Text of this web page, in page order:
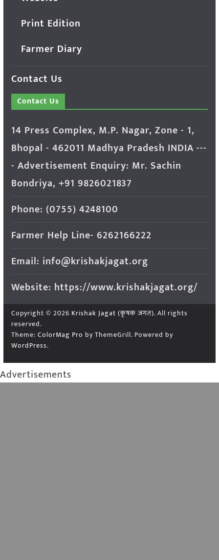
Print Edition
Farmer Diary
Contact Us
Contact Us
14 Press Complex, M.P. Nagar, Zone - 1,
Bhopal - 462011 Madhya Pradesh INDIA ---
- Advertisement Enquiry: Mr. Sachin
Bondriya, +91 9826021837
Phone: (0755) 4248100
Farmer Help Line- 6262166222
Email: info@krishakjagat.org
Website: https://www.krishakjagat.org/
Copyright © 2026 Krishak Jagat (कृषक जगत). All rights
reserved.
Theme: ColorMag Pro by ThemeGrill. Powered by
WordPress.
Advertisements